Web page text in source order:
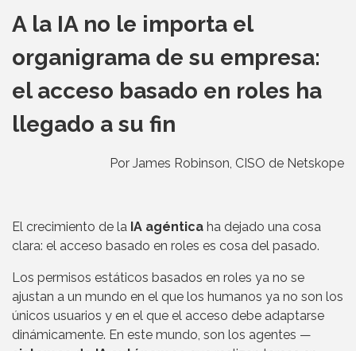
A la IA no le importa el
organigrama de su empresa:
el acceso basado en roles ha
llegado a su fin
Por James Robinson, CISO de Netskope
El crecimiento de la IA agéntica ha dejado una cosa
clara: el acceso basado en roles es cosa del pasado.
Los permisos estáticos basados en roles ya no se
ajustan a un mundo en el que los humanos ya no son los
únicos usuarios y en el que el acceso debe adaptarse
dinámicamente. En este mundo, son los agentes —